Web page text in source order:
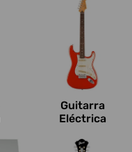
Guitarra
Eléctrica